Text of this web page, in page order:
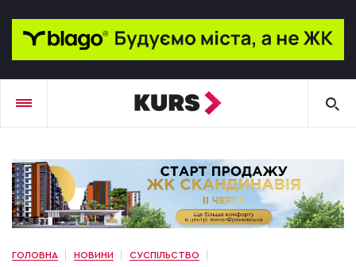
ГОЛОВНА НОВИНИ
СУСПІЛЬСТВО